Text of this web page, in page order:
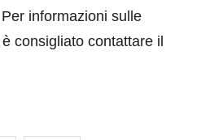
informazioni sulle
consigliato contattare il